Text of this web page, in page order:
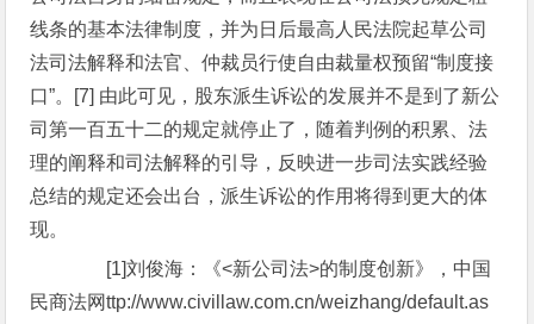
线条的基本法律制度，并为日后最高人民法院起草公司
法司法解释和法官、仲裁员行使自由裁量权预留“制度接
口”。[7] 由此可见，股东派生诉讼的发展并不是到了新公
司第一百五十二的规定就停止了，随着判例的积累、法
理的阐释和司法解释的引导，反映进一步司法实践经验
总结的规定还会出台，派生诉讼的作用将得到更大的体
现。
[1]刘俊海：《<新公司法>的制度创新》，中国
民商法网ttp://www.civillaw.com.cn/weizhang/default.as